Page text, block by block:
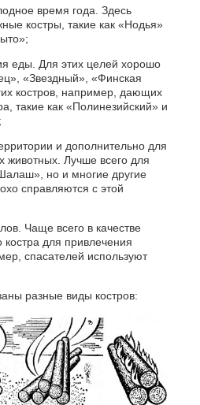
время года. Здесь
костры, такие как «Нодья»
еды. Для этих целей хорошо
«Звездный», «Финская
костров, например, дающих
такие как «Полинезийский» и
и дополнительно для
животных. Лучше всего для
но и многие другие
справляются с этой
Чаще всего в качестве
костра для привлечения
спасателей используют
разные виды костров: